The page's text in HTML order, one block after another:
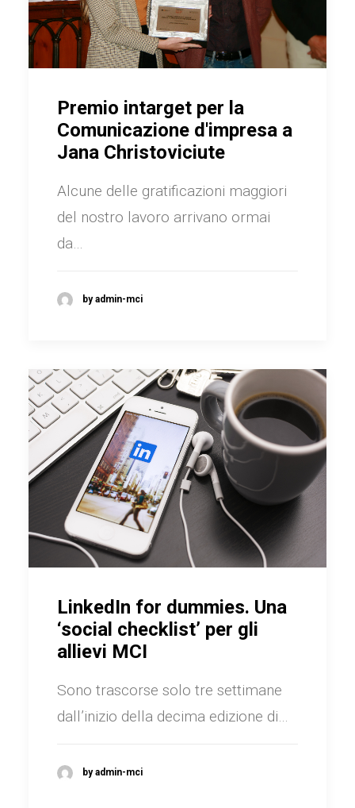
Premio intarget per la
Comunicazione d'impresa a
Jana Christoviciute
Alcune delle gratificazioni maggiori
del nostro lavoro arrivano ormai
da…
by admin-mci
LinkedIn for dummies. Una
‘social checklist’ per gli
allievi MCI
Sono trascorse solo tre settimane
dall’inizio della decima edizione di…
by admin-mci